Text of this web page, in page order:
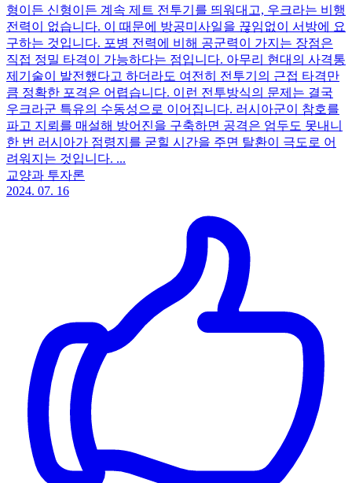
형이든 신형이든 계속 제트 전투기를 띄워대고, 우크라는 비행
전력이 없습니다. 이 때문에 방공미사일을 끊임없이 서방에 요
구하는 것입니다. 포병 전력에 비해 공군력이 가지는 장점은
직접 정밀 타격이 가능하다는 점입니다. 아무리 현대의 사격통
제기술이 발전했다고 하더라도 여전히 전투기의 근접 타격만
큼 정확한 포격은 어렵습니다. 이런 전투방식의 문제는 결국
우크라군 특유의 수동성으로 이어집니다. 러시아군이 참호를
파고 지뢰를 매설해 방어진을 구축하면 공격은 엄두도 못내니
한 번 러시아가 점령지를 굳힐 시간을 주면 탈환이 극도로 어
려워지는 것입니다. ...
교양과 투자론
2024. 07. 16